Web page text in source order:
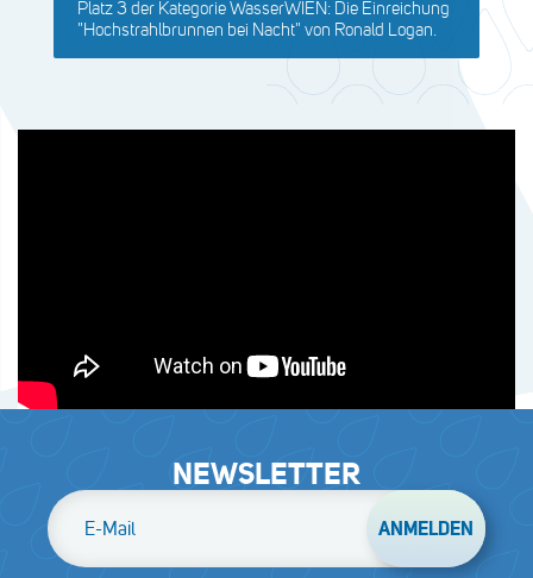
Platz 3 der Kategorie WasserWIEN: Die Einreichung
"Hochstrahlbrunnen bei Nacht" von Ronald Logan.
NEWSLETTER
E-Mail